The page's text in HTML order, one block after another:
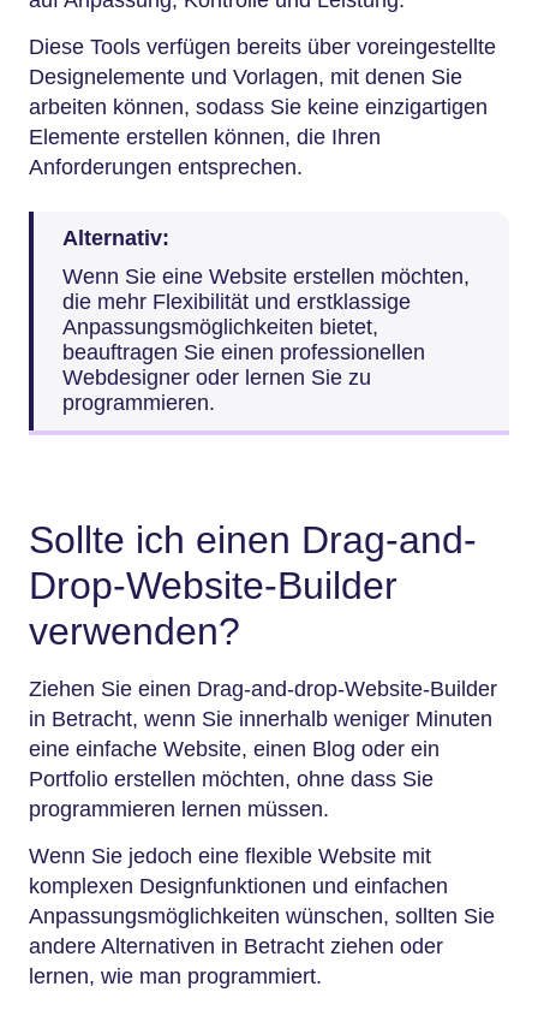
Diese Tools verfügen bereits über voreingestellte
Designelemente und Vorlagen, mit denen Sie
arbeiten können, sodass Sie keine einzigartigen
Elemente erstellen können, die Ihren
Anforderungen entsprechen.
Alternativ:
Wenn Sie eine Website erstellen möchten,
die mehr Flexibilität und erstklassige
Anpassungsmöglichkeiten bietet,
beauftragen Sie einen professionellen
Webdesigner oder lernen Sie zu
programmieren.
Sollte ich einen Drag-and-
Drop-Website-Builder
verwenden?
Ziehen Sie einen Drag-and-drop-Website-Builder
in Betracht, wenn Sie innerhalb weniger Minuten
eine einfache Website, einen Blog oder ein
Portfolio erstellen möchten, ohne dass Sie
programmieren lernen müssen.
Wenn Sie jedoch eine flexible Website mit
komplexen Designfunktionen und einfachen
Anpassungsmöglichkeiten wünschen, sollten Sie
andere Alternativen in Betracht ziehen oder
lernen, wie man programmiert.